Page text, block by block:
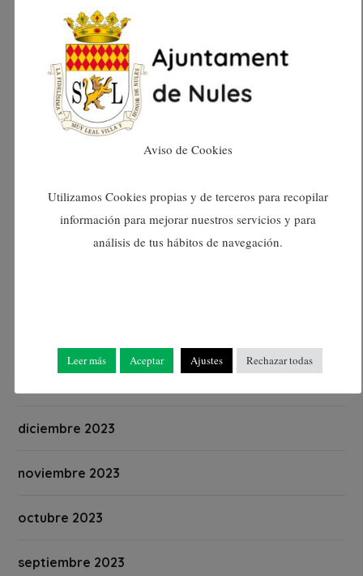
septiembre 2024
agosto 2024
julio 2024
mayo 2024
diciembre 2023
noviembre 2023
octubre 2023
septiembre 2023
Aviso de Cookies
Utilizamos Cookies propias y de terceros para recopilar
información para mejorar nuestros servicios y para
análisis de tus hábitos de navegación.
Leer más Aceptar Ajustes Rechazar todas